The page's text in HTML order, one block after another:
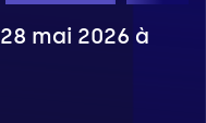
mai 2026 à